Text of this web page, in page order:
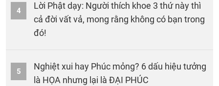
4
Lời Phật dạy: Người thích khoe 3 thứ này thì
cả đời vất vả, mong rằng không có bạn trong
đó!
5
Nghiệt xui hay Phúc mỏng? 6 dấu hiệu tưởng
là HỌA nhưng lại là ĐẠI PHÚC